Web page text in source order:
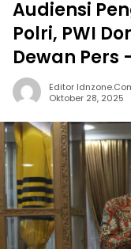
Audiensi
Polri, PWI
Dewan Pers
Editor
Oktober 28, 2025